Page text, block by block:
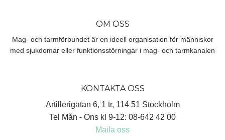
OM OSS
Mag- och tarmförbundet är en ideell organisation för människor
med sjukdomar eller funktionsstörningar i mag- och tarmkanalen
KONTAKTA OSS
Artillerigatan 6, 1 tr, 114 51 Stockholm
Tel Mån - Ons kl 9-12: 08-642 42 00
Maila oss